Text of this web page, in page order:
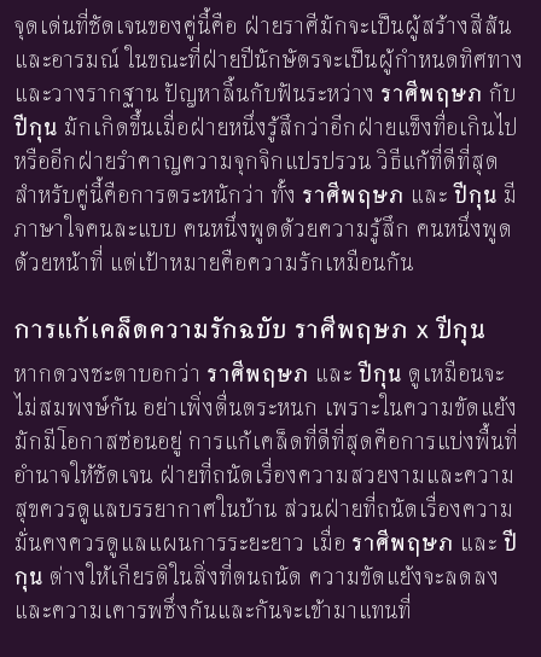
จุดเด่นที่ชัดเจนของคู่นี้คือ ฝ่ายราศีมักจะเป็นผู้สร้างสีสัน
และอารมณ์ ในขณะที่ฝ่ายปีนักษัตรจะเป็นผู้กำหนดทิศทาง
และวางรากฐาน ปัญหาลิ้นกับฟันระหว่าง ราศีพฤษภ กับ
ปีกุน มักเกิดขึ้นเมื่อฝ่ายหนึ่งรู้สึกว่าอีกฝ่ายแข็งทื่อเกินไป
หรืออีกฝ่ายรำคาญความจุกจิกแปรปรวน วิธีแก้ที่ดีที่สุด
สำหรับคู่นี้คือการตระหนักว่า ทั้ง ราศีพฤษภ และปีกุน มี
ภาษาใจคนละแบบ คนหนึ่งพูดด้วยความรู้สึก คนหนึ่งพูด
ด้วยหน้าที่ แต่เป้าหมายคือความรักเหมือนกัน
การแก้เคล็ดความรักฉบับ ราศีพฤษภ x ปีกุน
หากดวงชะตาบอกว่า ราศีพฤษภ และปีกุน ดูเหมือนจะ
ไม่สมพงษ์กัน อย่าเพิ่งตื่นตระหนก เพราะในความขัดแย้ง
มักมีโอกาสซ่อนอยู่ การแก้เคล็ดที่ดีที่สุดคือการแบ่งพื้นที่
อำนาจให้ชัดเจน ฝ่ายที่ถนัดเรื่องความสวยงามและความ
สุขควรดูแลบรรยากาศในบ้าน ส่วนฝ่ายที่ถนัดเรื่องความ
มั่นคงควรดูแลแผนการระยะยาว เมื่อ ราศีพฤษภ และปี
กุน ต่างให้เกียรติในสิ่งที่ตนถนัด ความขัดแย้งจะลดลง
และความเคารพซึ่งกันและกันจะเข้ามาแทนที่